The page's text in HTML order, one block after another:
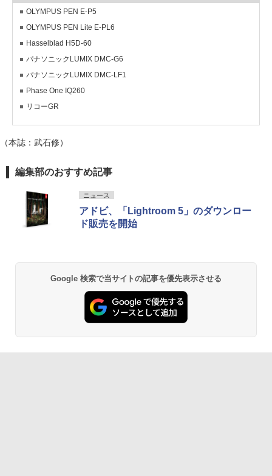
OLYMPUS PEN E-P5
OLYMPUS PEN Lite E-PL6
Hasselblad H5D-60
パナソニックLUMIX DMC-G6
パナソニックLUMIX DMC-LF1
Phase One IQ260
リコーGR
（本誌：武石修）
編集部のおすすめ記事
ニュース
アドビ、「Lightroom 5」のダウンロー
ド販売を開始
Google 検索で当サイトの記事を優先表示させる